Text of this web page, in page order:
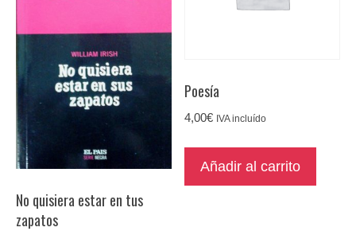
No quisiera estar en tus
zapatos
Poesía
4,00€ IVA incluído
Añadir al carrito